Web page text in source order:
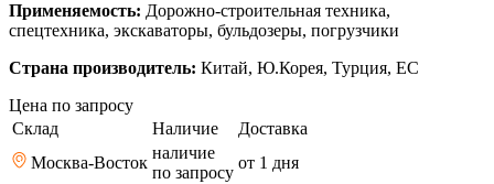
Применяемость: Дорожно-строительная техника,
спецтехника, экскаваторы, бульдозеры, погрузчики
Страна производитель: Китай, Ю.Корея, Турция, ЕС
Цена по запросу
Склад
Наличие
Доставка
Москва-Восток
наличие
по запросу
от 1 дня